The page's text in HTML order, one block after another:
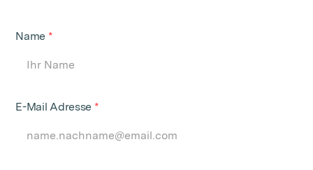
Name *
E-Mail Adresse *